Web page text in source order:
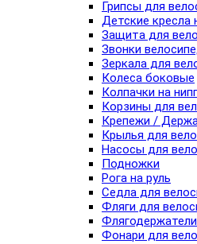
Грипсы для
Детские кресла
Защита для
Звонки
Зеркала для
Колеса боковые
Колпачки на
Корзины для
Крепежи /
Крылья для
Насосы для
Подножки
Рога на руль
Седла для
Фляги для
Фонари для